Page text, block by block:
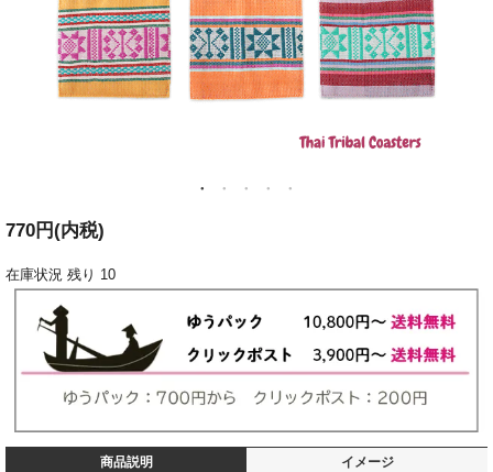
770円(内税)
在庫状況 残り 10
商品説明 イメージ